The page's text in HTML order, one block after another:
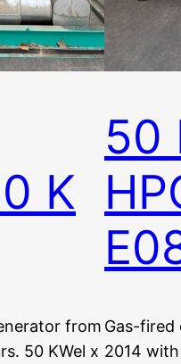
K
from
50 KWel x
50
Gas-
2014